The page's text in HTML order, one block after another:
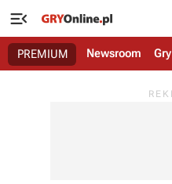

PREMIUM Newsroom Gry